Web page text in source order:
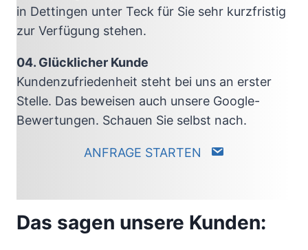
in Dettingen unter Teck für Sie sehr kurzfristig
zur Verfügung stehen.
04. Glücklicher Kunde
Kundenzufriedenheit steht bei uns an erster
Stelle. Das beweisen auch unsere Google-
Bewertungen. Schauen Sie selbst nach.
ANFRAGE STARTEN
Das sagen unsere Kunden: